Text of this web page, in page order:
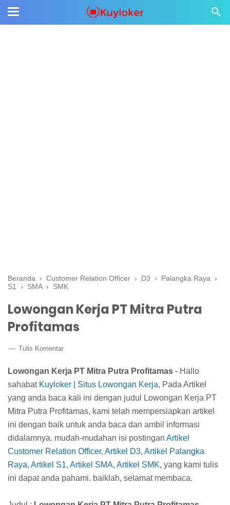
Beranda › Customer Relation Officer › D3 › Palangka Raya
›
S1
› SMA › SMK
Lowongan Kerja PT Mitra Putra
Profitamas
Tulis Komentar
Lowongan Kerja PT Mitra Putra Profitamas - Hallo
sahabat Kuyloker | Situs Lowongan Kerja, Pada Artikel
yang anda baca kali ini dengan judul Lowongan Kerja PT
Mitra Putra Profitamas, kami telah mempersiapkan artikel
ini dengan baik untuk anda baca dan ambil informasi
didalamnya. mudah-mudahan isi postingan Artikel
Customer Relation Officer, Artikel D3, Artikel Palangka
Raya, Artikel S1, Artikel SMA, Artikel SMK, yang kami tulis
ini dapat anda pahami. baiklah, selamat membaca.